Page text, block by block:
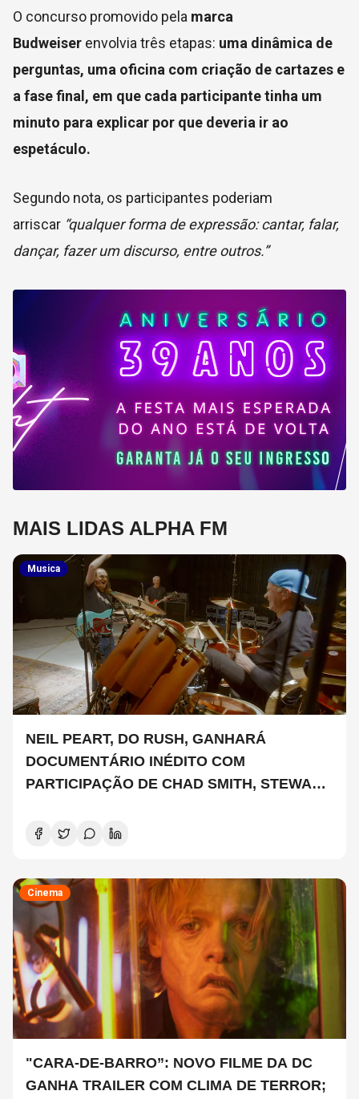
O concurso promovido pela marca
Budweiser envolvia três etapas: uma dinâmica de
perguntas, uma oficina com criação de cartazes e
a fase final, em que cada participante tinha um
minuto para explicar por que deveria ir ao
espetáculo.
Segundo nota, os participantes poderiam
arriscar “qualquer forma de expressão: cantar, falar,
dançar, fazer um discurso, entre outros.”
MAIS LIDAS ALPHA FM
Musica
NEIL PEART, DO RUSH, GANHARÁ
DOCUMENTÁRIO INÉDITO COM
PARTICIPAÇÃO DE CHAD SMITH, STEWART
Cinema
"CARA-DE-BARRO”: NOVO FILME DA DC
GANHA TRAILER COM CLIMA DE TERROR;